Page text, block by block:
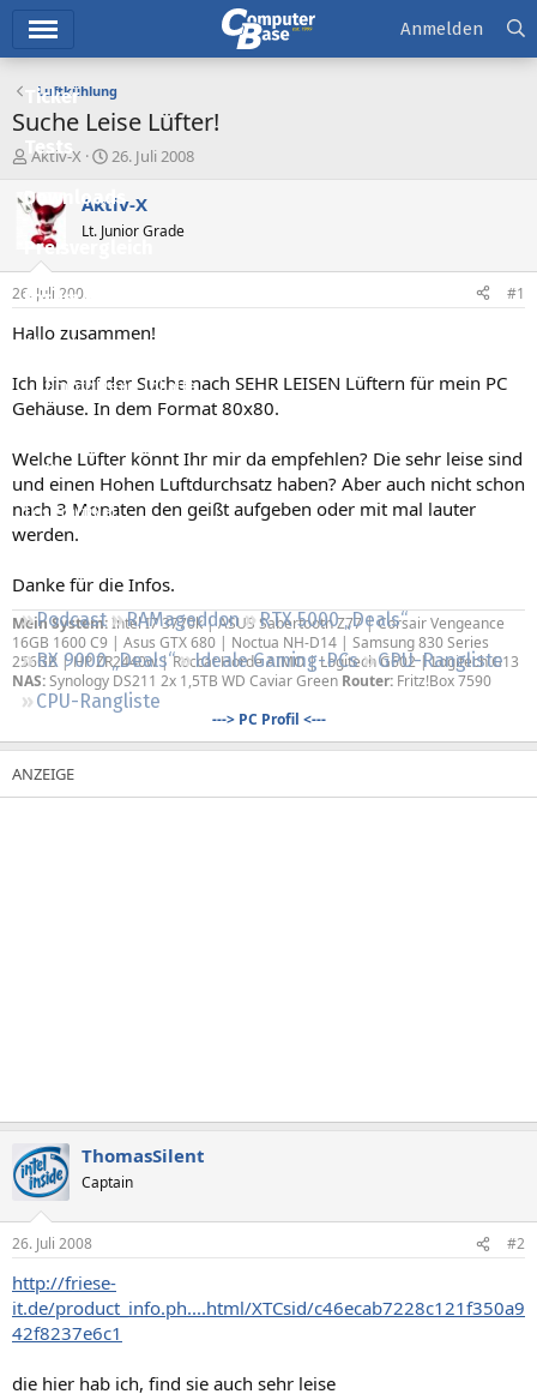
Ticker
Tests
Downloads
Preisvergleich
Forum
Aktuelles
Empfohlene Inhalte
Neueste Aktivitäten
Leserartikel
Podcast RAMageddon
RTX 5000 „Deals“
RX 9000 „Deals“
Ideale Gaming-PCs
GPU-Rangliste
CPU-Rangliste
Anmelden
Luftkühlung
Suche Leise Lüfter!
E
s
t
e
e
r
Aktiv-X
E
s
e
t
a
26. Juli 2008
Aktiv-X
Lt. Junior Grade
26. Juli 2008 #1
Hallo zusammen!
Ich bin auf der Suche nach SEHR LEISEN Lüftern für mein PC
Gehäuse. In dem Format 80x80.
Welche Lüfter könnt Ihr mir da empfehlen? Die sehr leise sind
und einen Hohen Luftdurchsatz haben? Aber auch nicht schon
nach 3 Monaten den geißt aufgeben oder mit mal lauter
werden.
Danke für die Infos.
Mein System:Intel I7 3770k | ASUS Sabertooth Z77 | Corsair Vengeance
16GB 1600 C9 | Asus GTX 680 | Noctua NH-D14 | Samsung 830 Series
256GB | HP ZR2440w | Roccat Horde AIMO | Logitech G602 | Logitech G13
NAS:Synology DS211 2x 1,5TB WD Caviar Green Router: Fritz!Box 7590
---> PC Profil <---
ThomasSilent
Captain
26. Juli 2008 #2
http://friese-
it.de/product_info.ph....html/XTCsid/c46ecab7228c121f350a9
42f8237e6c1
die hier hab ich, find sie auch sehr leise